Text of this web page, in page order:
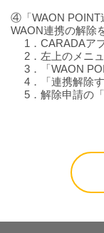
④「WAON POINT
WAON連携の解除
1．CARADAア
2．左上のメニ
3．「WAON
4．「連携解除
5．解除申請の